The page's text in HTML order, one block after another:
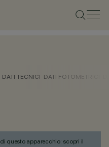
DATI TECNICI DATI FOTOMETRICI
questo apparecchio: scopri il